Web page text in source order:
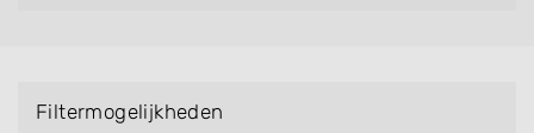
Filtermogelijkheden